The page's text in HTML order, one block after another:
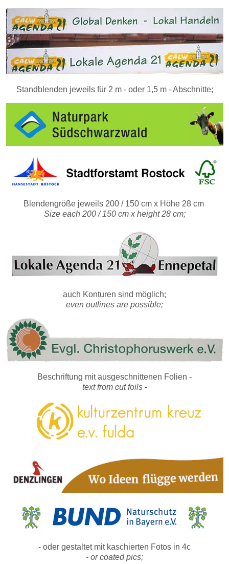
Standblenden jeweils für 2 m - oder 1,5 m - Abschnitte;
Blendengröße jeweils 200 / 150 cm x Höhe 28 cm
Size each 200 / 150 cm x height 28 cm;
auch Konturen sind möglich;
even outlines are possible;
Beschriftung mit ausgeschnittenen Folien -
text from cut foils -
- oder gestaltet mit kaschierten Fotos in 4c
- or coated pics;